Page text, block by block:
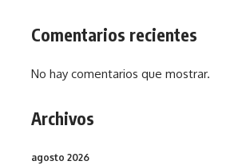
Comentarios recientes
No hay comentarios que mostrar.
Archivos
agosto 2026